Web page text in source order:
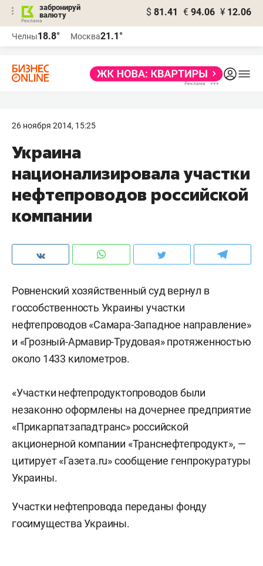
забронируй
валюту
$ 81.41 € 94.06 ¥ 12.06
Челны18.8° Москва21.1°
26 ноября 2014, 15:25
Украина
национализировала участки
нефтепроводов российской
компании
Ровненский хозяйственный суд вернул в
госсобственность Украины участки
нефтепроводов «Самара-Западное направление»
и «Грозный-Армавир-Трудовая» протяженностью
около 1433 километров.
«Участки нефтепродуктопроводов были
незаконно оформлены на дочернее предприятие
«Прикарпатзападтранс» российской
акционерной компании «Транснефтепродукт», —
цитирует «Газета.ru» сообщение генпрокуратуры
Украины.
Участки нефтепровода переданы фонду
госимущества Украины.